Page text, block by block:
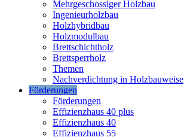
Mehrgeschossiger Holzbau
Ingenieurholzbau
Holzhybridbau
Holzmodulbau
Brettschichtholz
Brettsperrholz
Themen
Nachverdichtung in Holzbauweise
Förderungen
Förderungen
Effizienzhaus 40 plus
Effizienzhaus 40
Effizienzhaus 55